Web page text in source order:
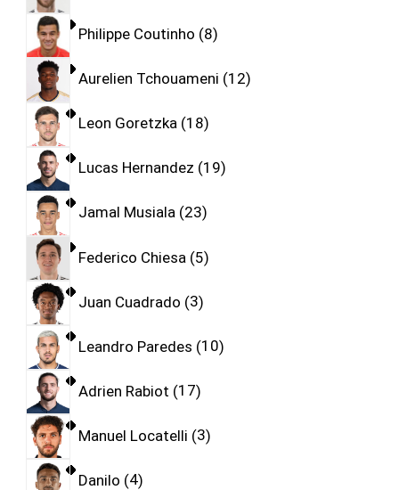
Philippe Coutinho 8
Aurelien Tchouameni 12
Leon Goretzka 18
Lucas Hernandez 19
Jamal Musiala 23
Federico Chiesa 5
Juan Cuadrado 3
Leandro Paredes 10
Adrien Rabiot 17
Manuel Locatelli 3
Danilo 4